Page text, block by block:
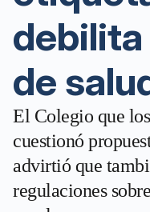
de
El Colegio que
cuestionó
advirtió que
regulaciones